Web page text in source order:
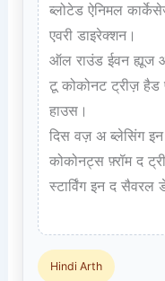
ब्लोटेड ऐनिमल
एवरी डाइरेक्शन।
ऑल राउंड ईवन ह्यूज
टू कोकोनट ट्रीज़
हाउस।
दिस वज़ अ ब्लेसिंग
कोकोनट्स फ़्रॉम द
स्टार्विंग इन द
Hindi Arth